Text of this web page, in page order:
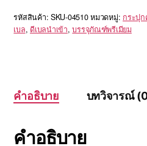
รหัสสินค้า: SKU-04510 หมวดหมู่: กระปุก
เบล,ดีเบลนำเข้า,บรรจุภัณฑ์พรีเมียม
คำอธิบาย บทวิจารณ์
คำอธิบาย